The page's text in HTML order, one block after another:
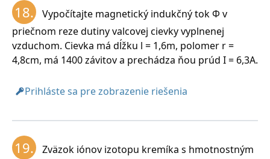
18.
Vypočítajte magnetický indukčný tok Φ v
priečnom reze dutiny valcovej cievky vyplnenej
vzduchom. Cievka má dĺžku l = 1,6m, polomer r =
4,8cm, má 1400 závitov a prechádza ňou prúd I = 6,3A.
Prihláste sa pre zobrazenie riešenia
19.
Zväzok iónov izotopu kremíka s hmotnostným